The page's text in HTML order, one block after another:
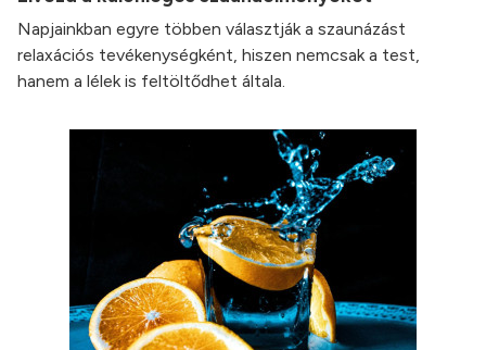
Napjainkban egyre többen választják a szaunázást
relaxációs tevékenységként, hiszen nemcsak a test,
hanem a lélek is feltöltődhet általa.